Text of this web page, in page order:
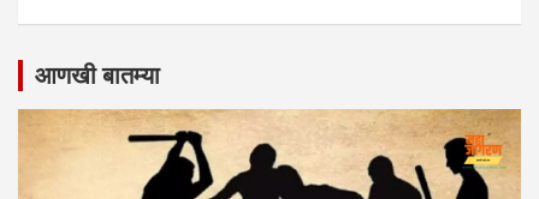
आणखी बातम्या